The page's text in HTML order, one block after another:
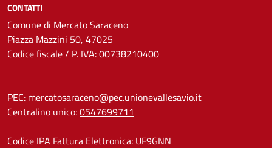
CONTATTI
Comune di Mercato Saraceno
Piazza Mazzini 50, 47025
Codice fiscale / P. IVA: 00738210400
PEC: mercatosaraceno@pec.unionevallesavio.it
Centralino unico:0547699711
Codice IPA Fattura Elettronica: UF9GNN